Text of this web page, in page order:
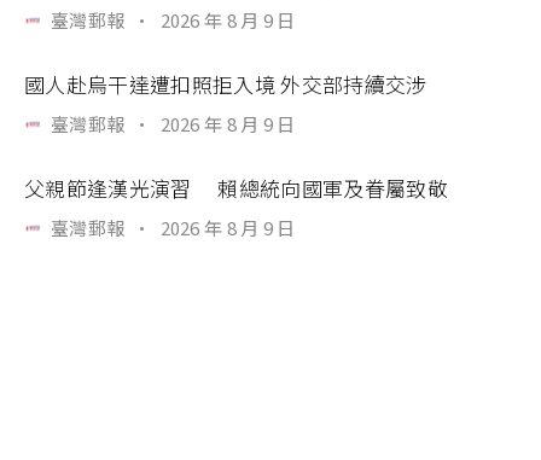
臺灣郵報 · 2026 年 8 月 9 日
國人赴烏干達遭扣照拒入境 外交部持續交涉
臺灣郵報 · 2026 年 8 月 9 日
父親節逢漢光演習 賴總統向國軍及眷屬致敬
臺灣郵報 · 2026 年 8 月 9 日